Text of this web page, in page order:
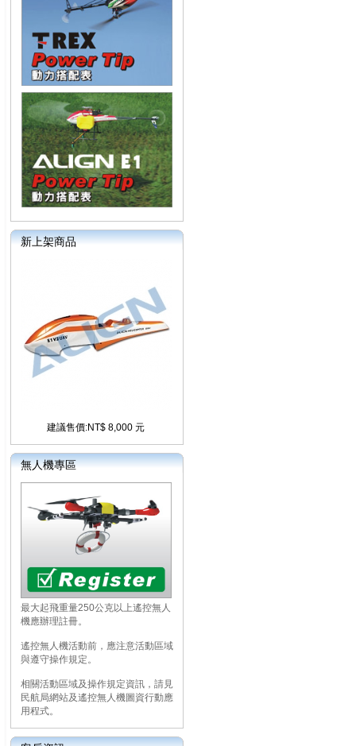
新上架商品
建議售價:NT$ 8,000 元
無人機專區
最大起飛重量250公克以上遙控無人
機應辦理註冊。
遙控無人機活動前，應注意活動區域
與遵守操作規定。
相關活動區域及操作規定資訊，請見
民航局網站及遙控無人機圖資行動應
用程式。